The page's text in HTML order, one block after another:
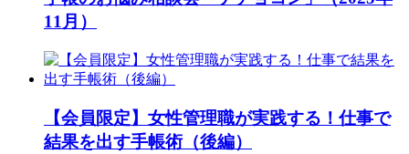
11月）
【会員限定】女性管理職が実践する！仕事で
結果を出す手帳術（後編）